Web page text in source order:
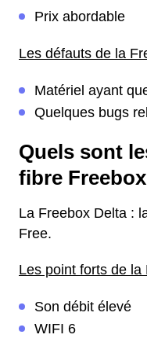
Prix abordable
Les défauts de la
Matériel ayant
Quelques bugs
Quels sont
fibre
La Freebox Delta :
Free.
Les point forts de la
Son débit élevé
WIFI 6